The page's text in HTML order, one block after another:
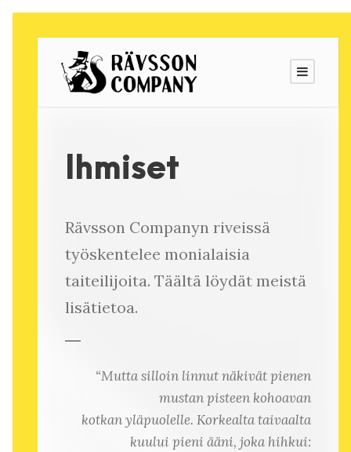
Ihmiset
Rävsson Companyn riveissä
työskentelee monialaisia
taiteilijoita. Täältä löydät meistä
lisätietoa.
“Mutta silloin linnut näkivät pienen
mustan pisteen kohoavan
kotkan yläpuolelle. Korkealta taivaalta
kuului pieni ääni, joka hihkui: